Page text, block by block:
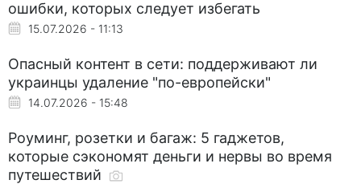
ошибки, которых следует избегать
15.07.2026 - 11:13
Опасный контент в сети: поддерживают ли
украинцы удаление "по-европейски"
14.07.2026 - 15:48
Роуминг, розетки и багаж: 5 гаджетов,
которые сэкономят деньги и нервы во время
путешествий